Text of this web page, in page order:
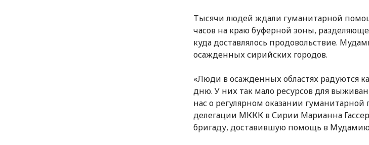
Тысячи людей ждали гуманитарной
часов на краю буферной зоны,
куда доставлялось продовольствие.
осажденных сирийских городов.
«Люди в осажденных областях радуются
дню. У них так мало ресурсов для
нас о регулярном оказании гуманитарной
делегации МККК в Сирии Марианна Гассер,
бригаду, доставившую помощь в